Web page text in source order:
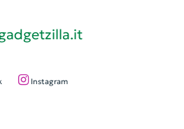
Instagram